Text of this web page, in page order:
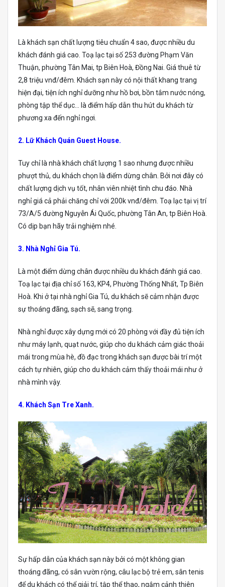
Là khách sạn chất lượng tiêu chuẩn 4 sao, được nhiều du
khách đánh giá cao. Toạ lạc tại số 253 đường Phạm Văn
Thuận, phường Tân Mai, tp Biên Hoà, Đồng Nai. Giá thuê từ
2,8 triệu vnđ/đêm. Khách sạn này có nội thất khang trang
hiện đại, tiện ích nghỉ dưỡng như hồ bơi, bồn tắm nước nóng,
phòng tập thể dục… là điểm hấp dẫn thu hút du khách từ
phương xa đến nghỉ ngơi.
2. Lữ Khách Quán Guest House.
Tuy chỉ là nhà khách chất lượng 1 sao nhưng được nhiều
phượt thủ, du khách chọn là điểm dừng chân. Bởi nơi đây có
chất lượng dịch vụ tốt, nhân viên nhiệt tình chu đáo. Nhà
nghỉ giá cả phải chăng chỉ với 200k vnđ/đêm. Toạ lạc tại vị trí
73/A/5 đường Nguyễn Ái Quốc, phường Tân An, tp Biên Hoà.
Có dịp bạn hãy trải nghiệm nhé.
3. Nhà Nghỉ Gia Tú.
Là một điểm dừng chân được nhiều du khách đánh giá cao.
Toạ lạc tại địa chỉ số 163, KP4, Phường Thống Nhất, Tp Biên
Hoà. Khi ở tại nhà nghỉ Gia Tú, du khách sẽ cảm nhận được
sự thoáng đãng, sạch sẽ, sang trọng.
Nhà nghỉ được xây dựng mới có 20 phòng với đầy đủ tiện ích
như máy lạnh, quạt nước, giúp cho du khách cảm giác thoải
mái trong mùa hè, đồ đạc trong khách sạn được bài trí một
cách tự nhiên, giúp cho du khách cảm thấy thoải mái như ở
nhà mình vậy.
4. Khách Sạn Tre Xanh.
Sự hấp dẫn của khách sạn này bởi có một không gian
thoáng đãng, có sân vườn rộng, câu lạc bộ trẻ em, sân tenis
để du khách có thể giải trí, tập thể thao, ngắm cảnh thiên